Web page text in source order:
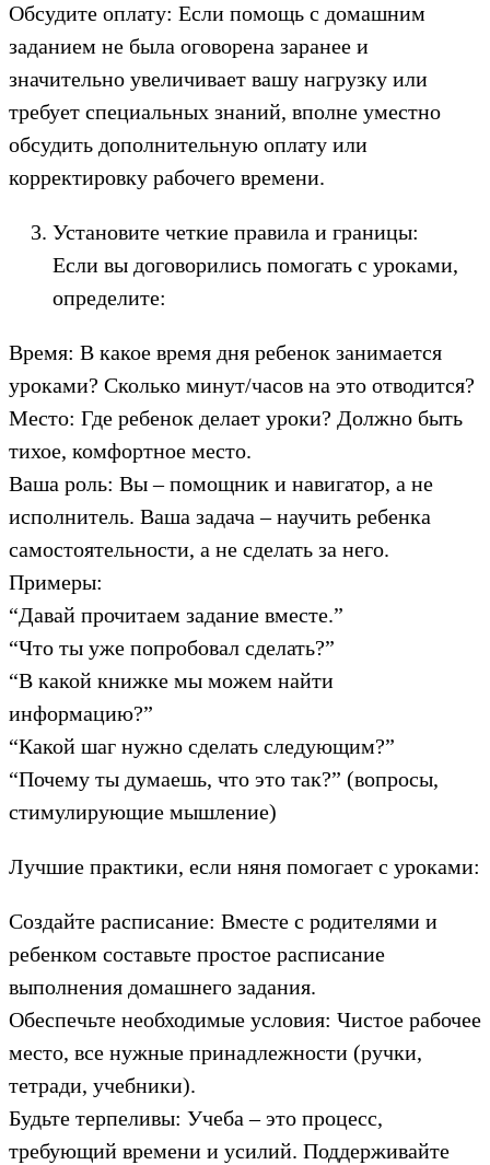
Обсудите оплату: Если помощь с домашним
заданием не была оговорена заранее и
значительно увеличивает вашу нагрузку или
требует специальных знаний, вполне уместно
обсудить дополнительную оплату или
корректировку рабочего времени.
Установите четкие правила и границы:
Если вы договорились помогать с уроками,
определите:
Время: В какое время дня ребенок занимается
уроками? Сколько минут/часов на это отводится?
Место: Где ребенок делает уроки? Должно быть
тихое, комфортное место.
Ваша роль: Вы – помощник и навигатор, а не
исполнитель. Ваша задача – научить ребенка
самостоятельности, а не сделать за него.
Примеры:
“Давай прочитаем задание вместе.”
“Что ты уже попробовал сделать?”
“В какой книжке мы можем найти
информацию?”
“Какой шаг нужно сделать следующим?”
“Почему ты думаешь, что это так?” (вопросы,
стимулирующие мышление)
Лучшие практики, если няня помогает с уроками:
Создайте расписание: Вместе с родителями и
ребенком составьте простое расписание
выполнения домашнего задания.
Обеспечьте необходимые условия: Чистое рабочее
место, все нужные принадлежности (ручки,
тетради, учебники).
Будьте терпеливы: Учеба – это процесс,
требующий времени и усилий. Поддерживайте